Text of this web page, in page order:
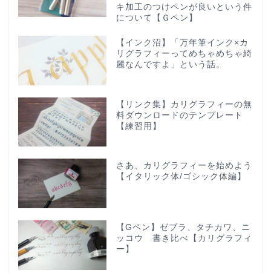
キ加工のつけペンが良いという件
について【Ｇペン】
【インク沼】「万年筆インク×カ
リグラフィーってめちゃめちゃ綺
麗なんですよ」という話。
【リンク集】カリグラフィーの無
料ダウンロードのテンプレート
【練習用】
さあ、カリグラフィーを始めよう
【イタリック体/ゴシック体編】
【Gペン】ゼブラ、タチカワ、ニ
ッコウ 書き比べ【カリグラフィ
ー】